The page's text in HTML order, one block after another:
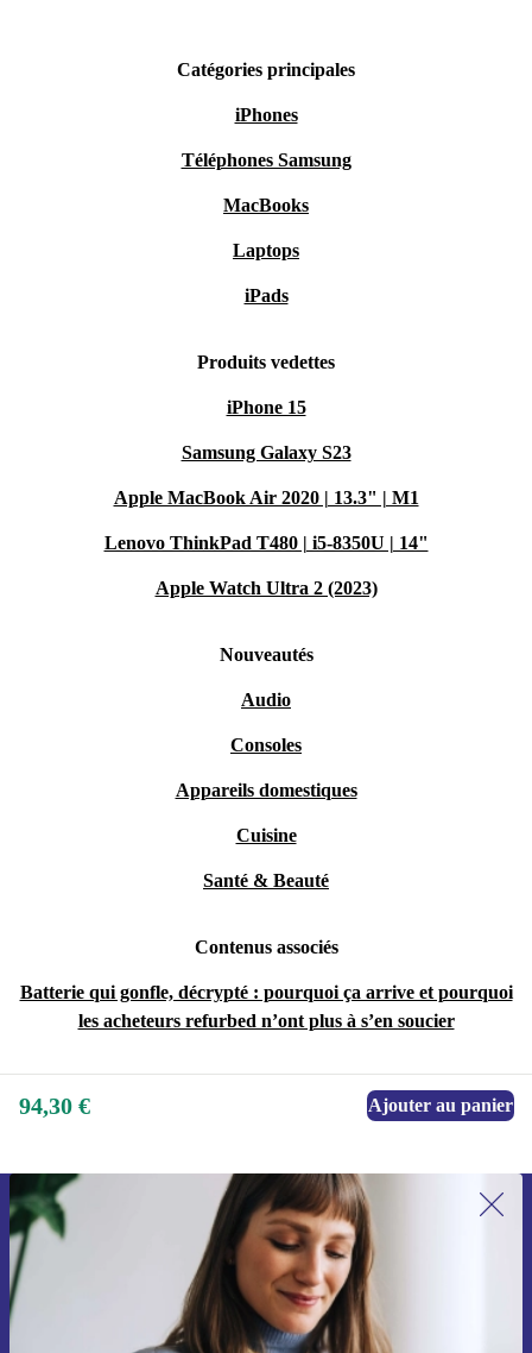
Catégories principales
iPhones
Téléphones Samsung
MacBooks
Laptops
iPads
Produits vedettes
iPhone 15
Samsung Galaxy S23
Apple MacBook Air 2020 | 13.3" | M1
Lenovo ThinkPad T480 | i5-8350U | 14"
Apple Watch Ultra 2 (2023)
Nouveautés
Audio
Consoles
Appareils domestiques
Cuisine
Santé & Beauté
Contenus associés
Batterie qui gonfle, décrypté : pourquoi ça arrive et pourquoi
les acheteurs refurbed n’ont plus à s’en soucier
94,30 € Ajouter au panier
Recevoir offres et infos de refurbed
par mail
Ne manquez plus aucune offre.